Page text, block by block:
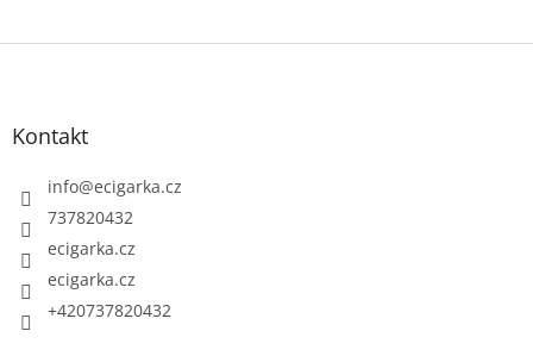
Kontakt
info@ecigarka.cz
737820432
ecigarka.cz
ecigarka.cz
+420737820432